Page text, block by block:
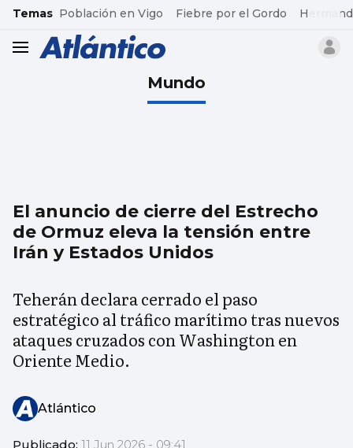
common.go-to-content
Temas Población en Vigo Fiebre por el Gordo
header.menu.open
Mundo
El anuncio de cierre del Estrecho
de Ormuz eleva la tensión entre
Irán y Estados Unidos
Teherán declara cerrado el paso
estratégico al tráfico marítimo tras nuevos
ataques cruzados con Washington en
Oriente Medio.
Atlántico
Publicado: 11 Jun 2026 - 09:41